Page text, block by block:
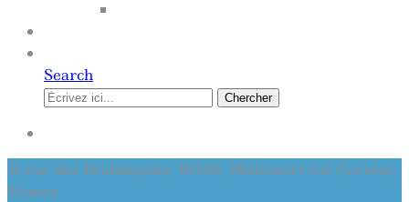
Search
Chercher
11 rue des Brabançons, 19360, Malemort sur Correze,
France